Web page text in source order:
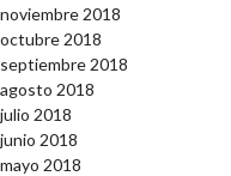
noviembre 2018
octubre 2018
septiembre 2018
agosto 2018
julio 2018
junio 2018
mayo 2018